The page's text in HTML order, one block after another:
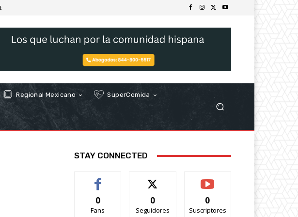
Regional Mexicano SuperComida
STAY CONNECTED
0
Fans
0
Seguidores
0
Suscriptores